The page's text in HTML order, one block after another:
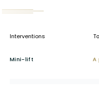
Interventions
Mini-lift
A